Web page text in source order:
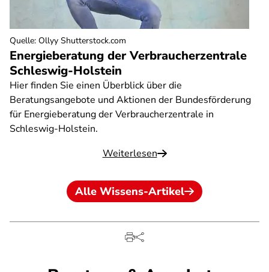
Energieberatung der Verbraucherzentrale
Schleswig-Holstein
Hier finden Sie einen Überblick über die
Beratungsangebote und Aktionen der Bundesförderung
für Energieberatung der Verbraucherzentrale in
Schleswig-Holstein.
Weiterlesen
Quelle: Ollyy Shutterstock.com
Alle Wissens-Artikel